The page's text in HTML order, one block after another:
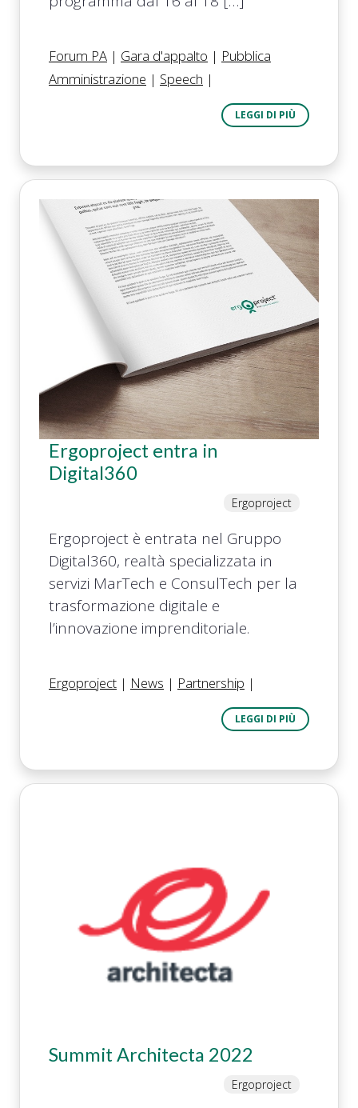
Forum PA | Gara d'appalto | Pubblica
Amministrazione | Speech |
LEGGI DI PIÙ
Ergoproject entra in
Digital360
Ergoproject
Ergoproject è entrata nel Gruppo
Digital360, realtà specializzata in
servizi MarTech e ConsulTech per la
trasformazione digitale e
l’innovazione imprenditoriale.
Ergoproject | News | Partnership |
LEGGI DI PIÙ
Summit Architecta 2022
Ergoproject